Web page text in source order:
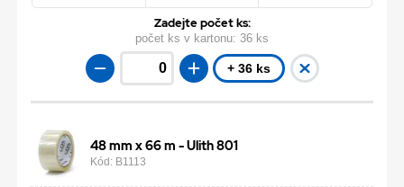
Zadejte počet ks:
počet ks v kartonu: 36 ks
+ 36 ks
48 mm x 66 m - Ulith 801
Kód: B1113